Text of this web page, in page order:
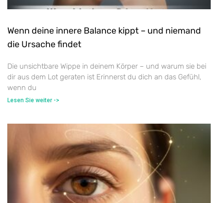
Wenn deine innere Balance kippt – und niemand
die Ursache findet
Die unsichtbare Wippe in deinem Körper – und warum sie bei
dir aus dem Lot geraten ist Erinnerst du dich an das Gefühl,
wenn du
Lesen Sie weiter ->